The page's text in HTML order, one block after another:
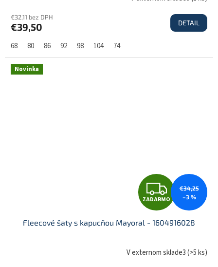
A
R
€32,11 bez DPH
€39,50 DETAIL
68 80 86 92 98 104 74
Novinka
Z
A
D
ZADARMO
€34,25
–3 %
Fleecové šaty s kapucňou Mayoral - 1604916028
V externom sklade3(>5 ks)